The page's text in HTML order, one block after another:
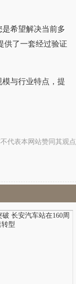
希望解决当前多
供了一套经过验证
与行业特点，提
代表本网站赞同其观点